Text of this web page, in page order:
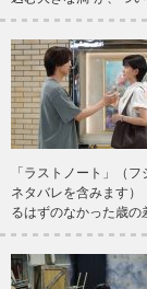
「ラストノート」（
ネタバレを含みます
るはずのなかった歳